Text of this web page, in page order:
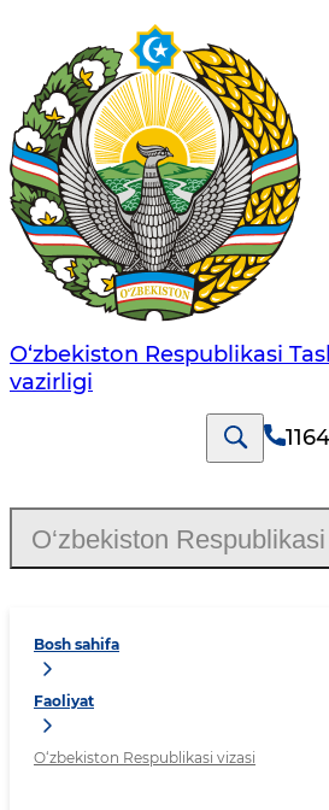
O‘zbеkistоn Rеspublikаsi
vаzirligi
1164
Bosh sahifa
Faoliyat
O‘zbekiston Respublikasi vizasi
O‘zbekiston